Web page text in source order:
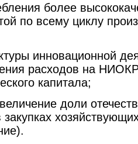
более
по всему циклу
инновационной
расходов на
капитала;
доли
закупках